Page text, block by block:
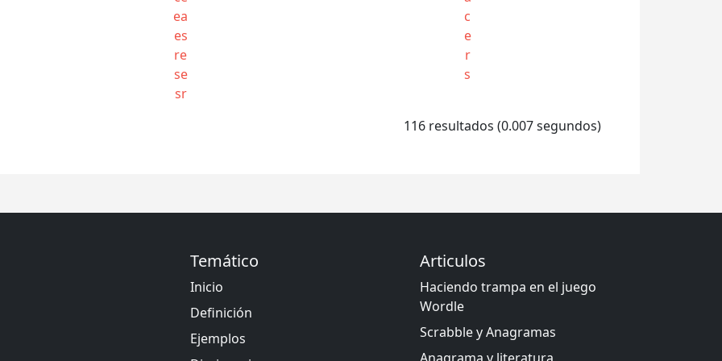
ea
es
re
se
sr
c
e
r
s
116 resultados (0.007 segundos)
Temático
Inicio
Definición
Ejemplos
Articulos
Haciendo trampa en el juego
Wordle
Scrabble y Anagramas